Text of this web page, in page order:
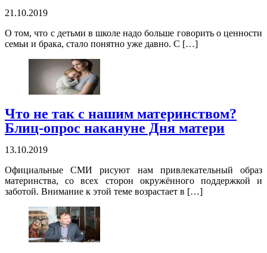
21.10.2019
О том, что с детьми в школе надо больше говорить о ценности
семьи и брака, стало понятно уже давно. С […]
Что не так с нашим материнством?
Блиц-опрос накануне Дня матери
13.10.2019
Официальные СМИ рисуют нам привлекательный образ
материнства, со всех сторон окружённого поддержкой и
заботой. Внимание к этой теме возрастает в […]